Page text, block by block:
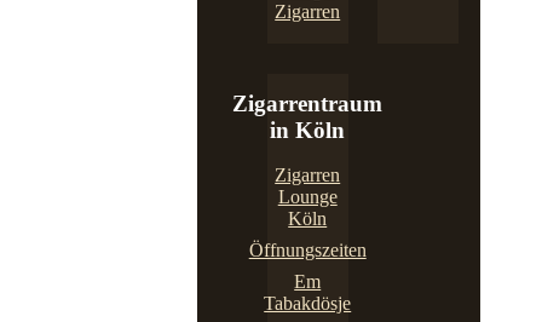
Zigarren
Zigarrentraum
in Köln
Zigarren
Lounge
Köln
Öffnungszeiten
Em
Tabakdösje